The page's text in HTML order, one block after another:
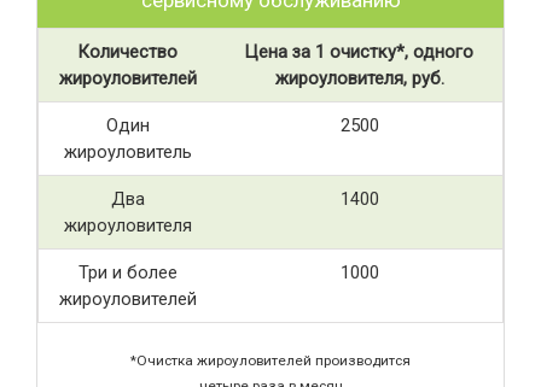
Количество
жироуловителей
Цена за 1 очистку*, одного
жироуловителя, руб.
Один
жироуловитель
2500
Два
жироуловителя
1400
Три и более
жироуловителей
1000
*Очистка жироуловителей производится